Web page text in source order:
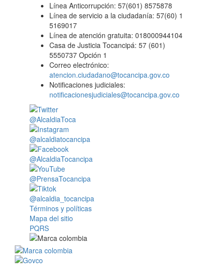
Línea Anticorrupción: 57(601) 8575878
Línea de servicio a la ciudadanía: 57(60) 1
5169017
Línea de atención gratuita: 018000944104
Casa de Justicia Tocancipá: 57 (601)
5550737 Opción 1
Correo electrónico:
atencion.ciudadano@tocancipa.gov.co
Notificaciones judiciales:
notificacionesjudiciales@tocancipa.gov.co
@AlcaldiaToca
@alcaldiatocancipa
@AlcaldiaTocancipa
@PrensaTocancipa
@alcaldia_tocancipa
Términos y políticas
Mapa del sitio
PQRS